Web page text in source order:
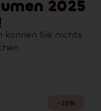
2025
können Sie nichts
-26%